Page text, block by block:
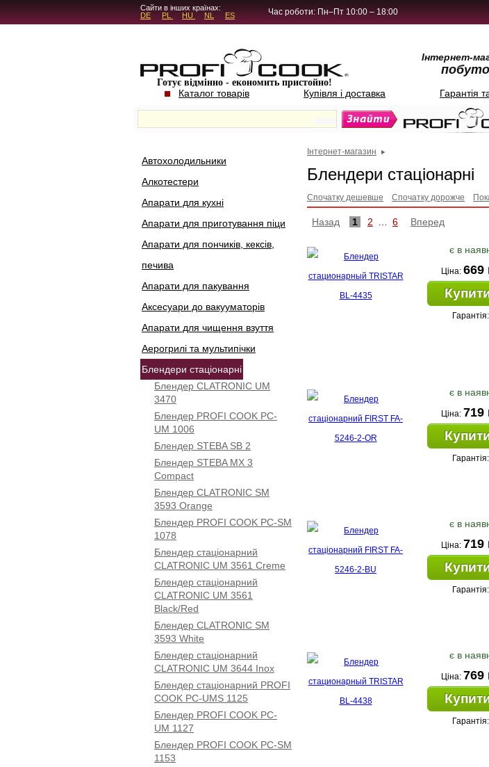
Сайти в інших країнах:
DE
PL HU NL ES Час роботи: Пн–Пт 10:00 – 18:00
Готує відмінно - економить пристойно!
Інтернет-
Каталог товарів Купівля і доставка Гарантія
Автохолодильники
Алкотестери
Апарати для кухні
Апарати для приготування піци
Апарати для пончиків, кексів,
печива
Апарати для пакування
Аксесуари до вакууматорів
Апарати для чищення взуття
Аерогрилі та мультипічки
Блендери стаціонарні
Блендер CLATRONIC UM
3470
Блендер PROFI COOK PC-
UM 1006
Блендер STEBA SB 2
Блендер STEBA MX 3
Compact
Блендер CLATRONIC SM
3593 Orange
Блендер PROFI COOK PC-SM
1078
Блендер стаціонарний
CLATRONIC UM 3561 Creme
Блендер стаціонарний
CLATRONIC UM 3561
Black/Red
Блендер CLATRONIC SM
3593 White
Блендер стаціонарний
CLATRONIC UM 3644 Inox
Блендер стаціонарний PROFI
COOK PC-UMS 1125
Блендер PROFI COOK PC-
UM 1127
Блендер PROFI COOK PC-SM
1153
Інтернет-магазин
Блендери стаціонарні
Спочатку дешевше Спочатку дорожче
Назад 1 2 6 Вперед
є в
Ціна: 669
є в
Ціна: 719
є в
Ціна: 719
є в
Ціна: 769